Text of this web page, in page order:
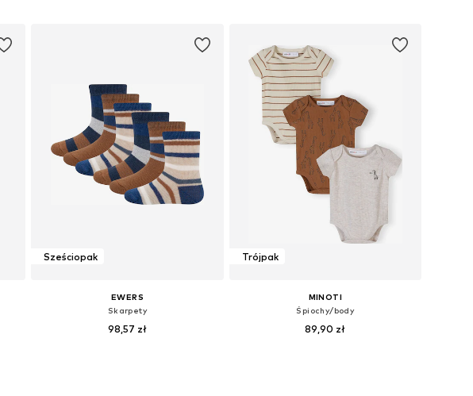
Sześciopak
EWERS
Skarpety
98,57 zł
Trójpak
MINOTI
Śpiochy/body
89,90 zł